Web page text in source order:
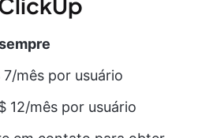
7/mês por usuário
12/mês por usuário